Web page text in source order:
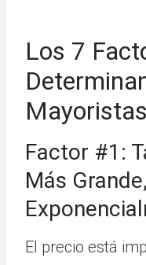
Los 7
Factor #1:
Más
El precio está